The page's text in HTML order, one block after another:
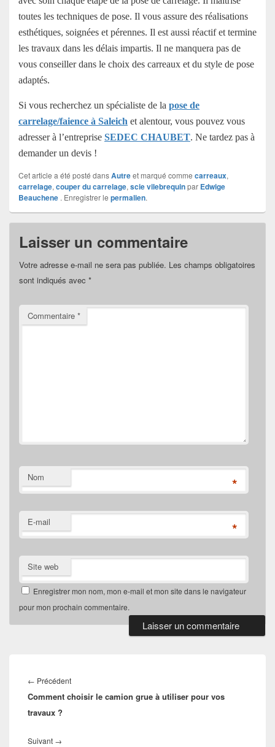
toutes les techniques de pose. Il vous assure des réalisations
esthétiques, soignées et pérennes. Il est aussi réactif et termine
les travaux dans les délais impartis. Il ne manquera pas de
vous conseiller dans le choix des carreaux et du style de pose
adaptés.
Si vous recherchez un spécialiste de la pose de
carrelage/faience à Saleich et alentour, vous pouvez vous
adresser à l’entreprise SEDEC CHAUBET. Ne tardez pas à
demander un devis !
Cet article a été posté dansAutreet marqué comme carreaux,
carrelage, couper du carrelage, scie vilebrequinpar Edwige
Beauchene . Enregistrer le permalien.
Laisser un commentaire
Votre adresse e-mail ne sera pas publiée. Les champs obligatoires
sont indiqués avec *
Commentaire *
Nom *
E-mail *
Site web
Enregistrer mon nom, mon e-mail et mon site dans le navigateur
pour mon prochain commentaire.
de
l’article
← PrécédentArticle
précédent :
Comment choisir le camion grue à utiliser pour vos
travaux ?
Suivant →